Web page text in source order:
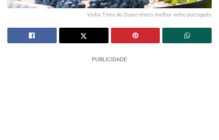
Vinho Tinto do Douro eleito melhor vinho português
PUBLICIDADE